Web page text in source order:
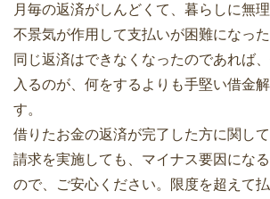
月毎の返済がしんどくて、暮らしに無
不景気が作用して支払いが困難になっ
同じ返済はできなくなったのであれば
入るのが、何をするよりも手堅い借金
す。
借りたお金の返済が完了した方に関し
請求を実施しても、マイナス要因にな
ので、ご安心ください。限度を超えて